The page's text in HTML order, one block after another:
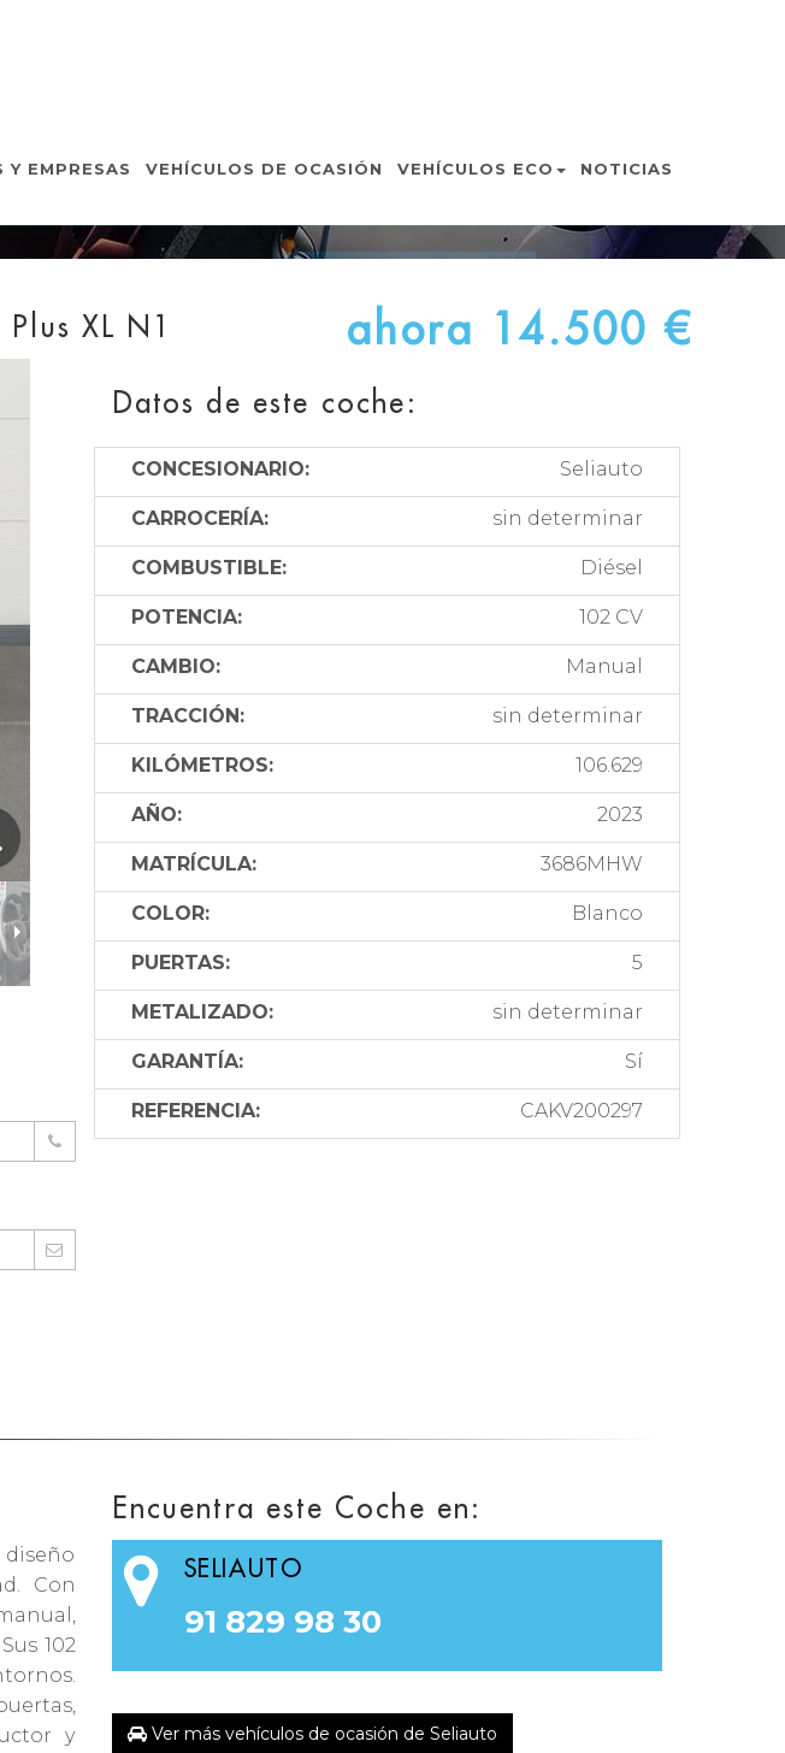
Y EMPRESAS VEHÍCULOS DE OCASIÓN VEHÍCULOS ECO NOTICIAS
OCASIÓN
XL N1 ahora 14.500 €
Datos de este coche:
CONCESIONARIO: Seliauto
CARROCERÍA: sin determinar
COMBUSTIBLE: Diésel
POTENCIA: 102 CV
CAMBIO: Manual
TRACCIÓN: sin determinar
KILÓMETROS: 106.629
AÑO: 2023
MATRÍCULA: 3686MHW
COLOR: Blanco
PUERTAS: 5
METALIZADO: sin determinar
GARANTÍA: Sí
REFERENCIA: CAKV200297
Con
102
y
Encuentra este Coche en:
SELIAUTO
91 829 98 30
Ver más vehículos de ocasión de Seliauto